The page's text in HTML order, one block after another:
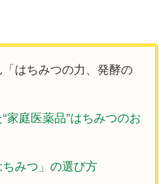
の不調に役立つほか、眠り薬に
者・前田京子さんに、暮らしに役
2021年4月号掲載）
はちみつの力、発酵の
家庭医薬品”はちみつのお
みつ」の選び方